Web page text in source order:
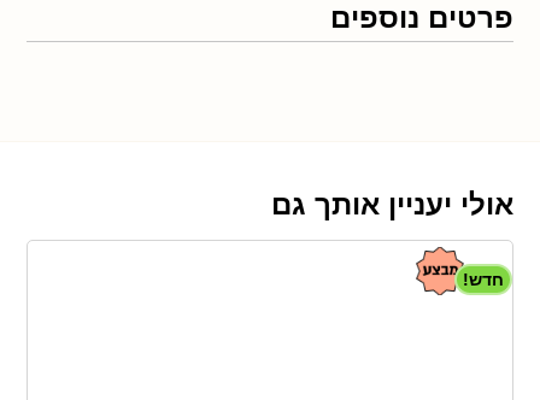
פרטים נוספים
אולי יעניין אותך גם
חדש!